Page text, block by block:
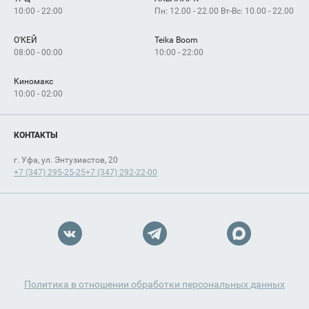
Как добраться
10:00 - 22:00
Пн: 12.00 - 22.00 Вт-Вс: 10.00 - 22.00
О'КЕЙ
08:00 - 00:00
Teika Boom
10:00 - 22:00
Киномакс
10:00 - 02:00
КОНТАКТЫ
г. Уфа, ул. Энтузиастов, 20
+7 (347) 295-25-25+7 (347) 292-22-00
Политика в отношении обработки персональных данных